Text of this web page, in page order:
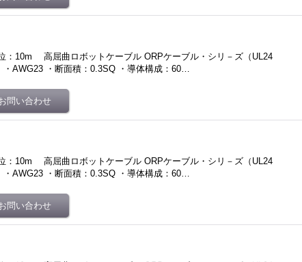
10m 高屈曲ロボットケーブル ORPケーブル・シリ－ズ（UL24
AWG23 ・断面積：0.3SQ ・導体構成：60…
10m 高屈曲ロボットケーブル ORPケーブル・シリ－ズ（UL24
AWG23 ・断面積：0.3SQ ・導体構成：60…